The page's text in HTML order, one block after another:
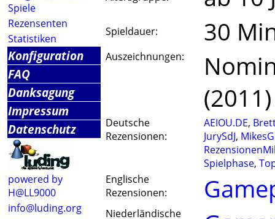
Spiele
Rezensenten
Statistiken
Konfiguration
FAQ
Danksagung
Impressum
Datenschutz
powered by
H@LL9000
info@luding.org
Spieldauer: 30
Auszeichnungen:
(2011)
Deutsche
Rezensionen:
AEIOU.DE,
JurySdJ,
Spielphase,
Englische
Rezensionen:
Niederländische